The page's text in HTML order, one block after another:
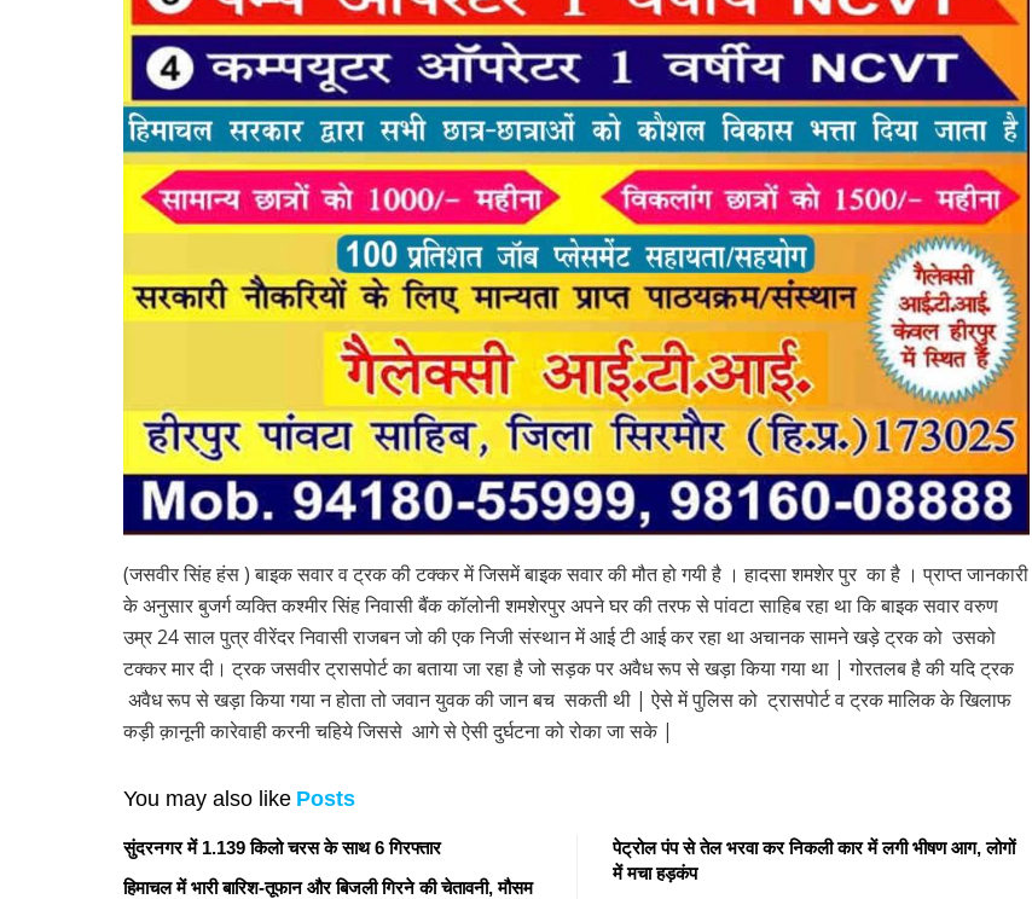
(जसवीर सिंह हंस ) बाइक सवार व ट्रक की टक्कर में जिसमें बाइक सवार की मौत हो गयी है । हादसा शमशेर पुर का है । प्राप्त जानकारी
के अनुसार बुजर्ग व्यक्ति कश्मीर सिंह निवासी बैंक कॉलोनी शमशेरपुर अपने घर की तरफ से पांवटा साहिब रहा था कि बाइक सवार वरुण
उम्र 24 साल पुत्र वीरेंदर निवासी राजबन जो की एक निजी संस्थान में आई टी आई कर रहा था अचानक सामने खड़े ट्रक को उसको
टक्कर मार दी। ट्रक जसवीर ट्रासपोर्ट का बताया जा रहा है जो सड़क पर अवैध रूप से खड़ा किया गया था | गोरतलब है की यदि ट्रक
अवैध रूप से खड़ा किया गया न होता तो जवान युवक की जान बच सकती थी | ऐसे में पुलिस को ट्रासपोर्ट व ट्रक मालिक के खिलाफ
कड़ी क़ानूनी कारेवाही करनी चहिये जिससे आगे से ऐसी दुर्घटना को रोका जा सके |
You may also like Posts
सुंदरनगर में 1.139 किलो चरस के साथ 6 गिरफ्तार
हिमाचल में भारी बारिश-तूफान और बिजली गिरने की चेतावनी, मौसम
पेट्रोल पंप से तेल भरवा कर निकली कार में लगी भीषण आग, लोगों
में मचा हड़कंप